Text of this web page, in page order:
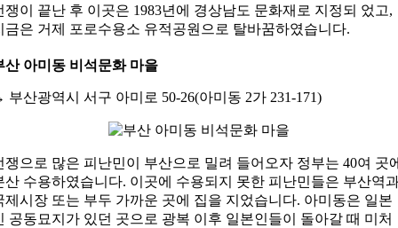
쟁이 끝난 후 이곳은 1983년에 경상남도 문화재로 지정되 었고,
금은 거제 포로수용소 유적공원으로 탈바꿈하였습니다.
산 아미동 비석문화 마을
부산광역시 서구 아미로 50-26(아미동 2가 231-171)
쟁으로 많은 피난민이 부산으로 밀려 들어오자 정부는 40여 곳
산 수용하였습니다. 이곳에 수용되지 못한 피난민들은 부산역
제시장 또는 부두 가까운 곳에 집을 지었습니다. 아미동은 일본
공동묘지가 있던 곳으로 광복 이후 일본인들이 돌아갈 때 미처